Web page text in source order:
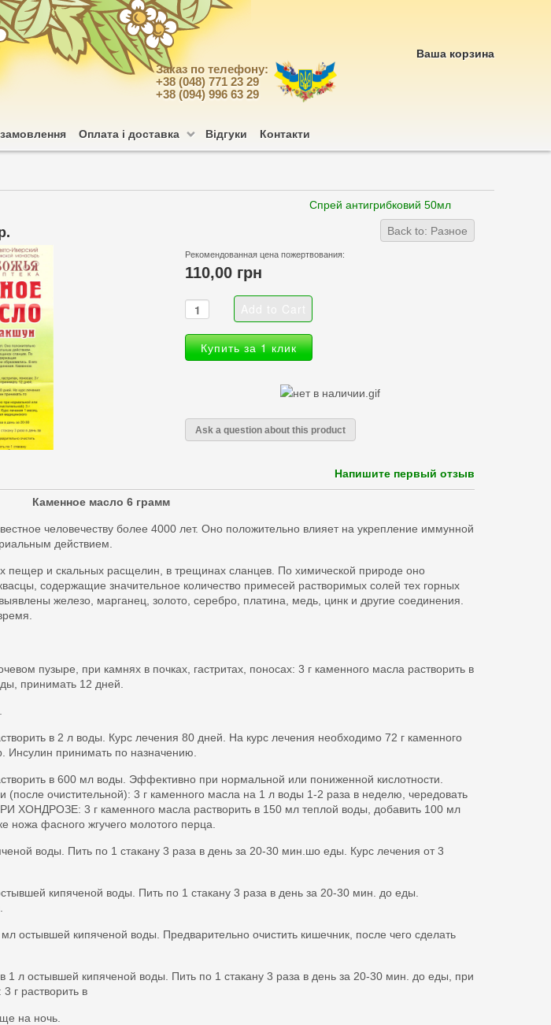
Заказ по телефону:
+38 (048) 771 23 29
+38 (094) 996 63 29
Ваша корзина
Оплата і доставка Відгуки Контакти
Спрей антигрибковий 50мл
Back to: Разное
Рекомендованная цена пожертвования:
110,00 грн
Купить за 1 клик
Ask a question about this product
Напишите первый отзыв
Каменное масло 6 грамм
человечеству более 4000 лет. Оно положительно влияет на укрепление иммунной
действием.
пещер и скальных расщелин, в трещинах сланцев. По химической природе оно
содержащие значительное количество примесей растворимых солей тех горных
железо, марганец, золото, серебро, платина, медь, цинк и другие соединения.
пузыре, при камнях в почках, гастритах, поносах: 3 г каменного масла растворить в
принимать 12 дней.
в 2 л воды. Курс лечения 80 дней. На курс лечения необходимо 72 г каменного
Инсулин принимать по назначению.
в 600 мл воды. Эффективно при нормальной или пониженной кислотности.
очистительной): 3 г каменного масла на 1 л воды 1-2 раза в неделю, чередовать
ХОНДРОЗЕ: 3 г каменного масла растворить в 150 мл теплой воды, добавить 100 мл
ножа фасного жгучего молотого перца.
воды. Пить по 1 стакану 3 раза в день за 20-30 мин.шо еды. Курс лечения от 3
кипяченой воды. Пить по 1 стакану 3 раза в день за 20-30 мин. до еды.
остывшей кипяченой воды. Предварительно очистить кишечник, после чего сделать
1 л остывшей кипяченой воды. Пить по 1 стакану 3 раза в день за 20-30 мин. до еды, при
г растворить в
на ночь.